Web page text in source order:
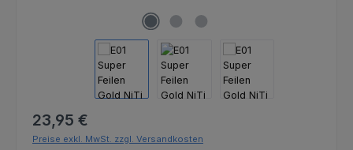
Regulärer Preis:
23,95 €
Preise exkl. MwSt. zzgl. Versandkosten